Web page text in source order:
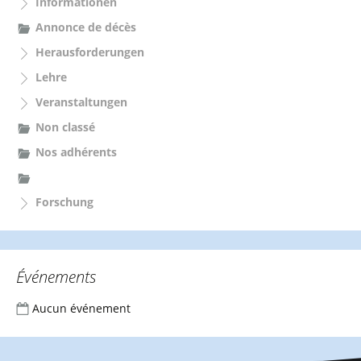
a
c
Annonce de décès
Herausforderungen
Lehre
Veranstaltungen
Non classé
Nos adhérents
Forschung
Événements
Aucun événement